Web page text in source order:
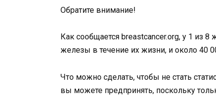
Обратите внимание!
Как сообщается breastcancer.org, у 1 из
железы в течение их жизни, и около 40
Что можно сделать, чтобы не стать
вы можете предпринять, поскольку